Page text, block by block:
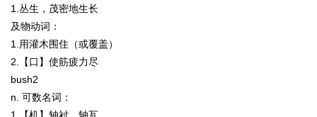
1.丛生，茂密地生长
及物动词：
1.用灌木围住（或覆盖）
2.【口】使筋疲力尽
bush2
n. 可数名词：